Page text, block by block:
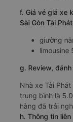
f. Giá vé giá xe
Sài Gòn Tài
giường
g. Review,
Nhà xe Tài
trung bình là
hàng đã trải
h. Thông tin